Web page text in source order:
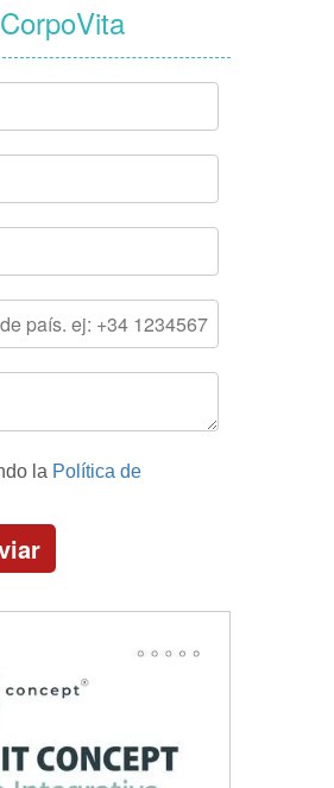
la Política de